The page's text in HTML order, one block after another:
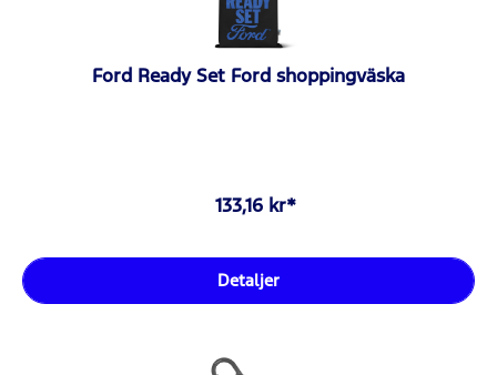
Ford Ready Set Ford shoppingväska
133,16 kr*
Detaljer